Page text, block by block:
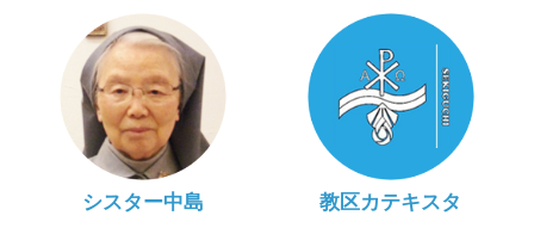
シスター中島 教区カテキスタ